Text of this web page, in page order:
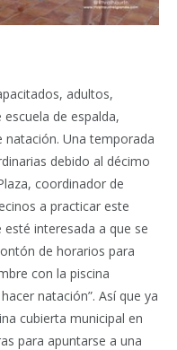
adultos,
de espalda,
natación. Una temporada
debido al décimo
coordinador de
a practicar este
interesada a que se
de horarios para
con la piscina
natación”. Así que ya
cubierta municipal en
para apuntarse a una